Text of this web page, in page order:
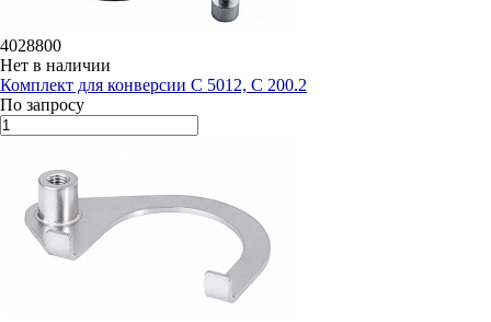
4028800
Нет в наличии
Комплект для конверсии C 5012, C 200.2
По запросу